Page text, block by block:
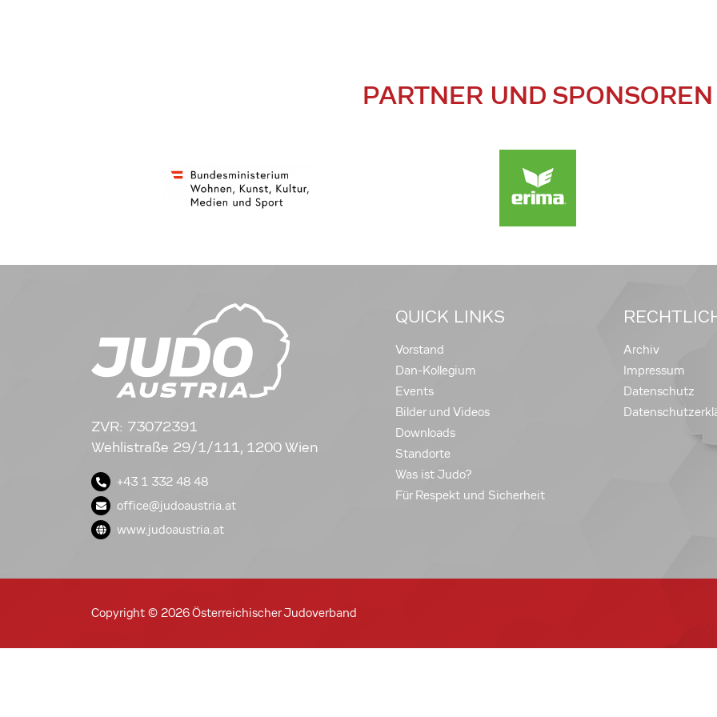
PARTNER UND SPONSOREN
ZVR: 73072391
Wehlistraße 29/1/111, 1200 Wien
+43 1 332 48 48
office@judoaustria.at
www.judoaustria.at
QUICK LINKS
Vorstand
Dan-Kollegium
Events
Bilder und Videos
Downloads
Standorte
Was ist Judo?
Für Respekt und Sicherheit
Archiv
Impressum
Datenschutz
Copyright © 2026 Österreichischer Judoverband